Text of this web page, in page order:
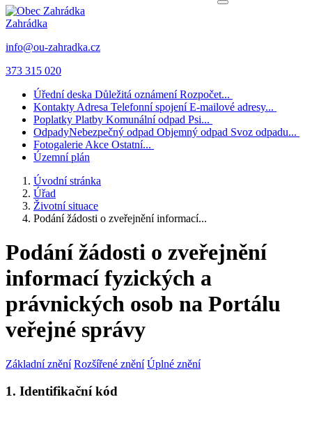
Zahrádka
info@ou-zahradka.cz
373 315 020
Úřední deska Důležitá oznámení Rozpočet...
Kontakty Adresa Telefonní spojení E-mailové adresy...
Poplatky Platby Komunální odpad Psi...
OdpadyNebezpečný odpad Objemný odpad Svoz odpadu...
Fotogalerie Akce Ostatní...
Územní plán
Úvodní stránka
Úřad
Životní situace
Podání žádosti o zveřejnění informací...
Podání žádosti o zveřejnění
informací fyzických a
právnických osob na Portálu
veřejné správy
Základní znění Rozšířené znění Úplné znění
1. Identifikační kód